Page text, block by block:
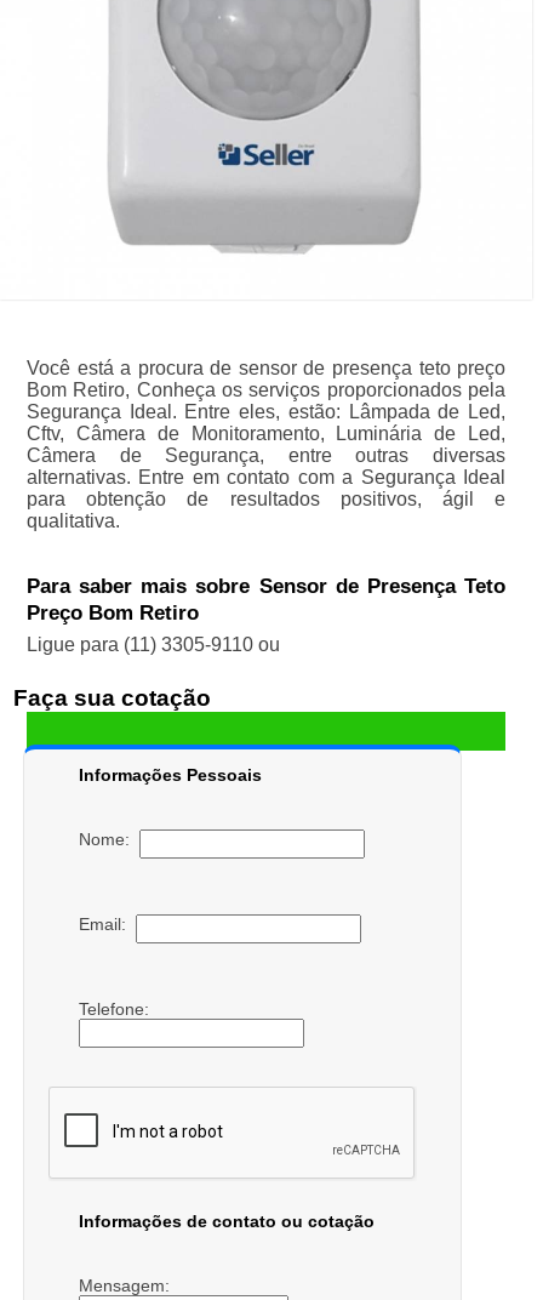
Você está a procura de sensor de presença teto preço
Bom Retiro, Conheça os serviços proporcionados pela
Segurança Ideal. Entre eles, estão: Lâmpada de Led,
Cftv, Câmera de Monitoramento, Luminária de Led,
Câmera de Segurança, entre outras diversas
alternativas. Entre em contato com a Segurança Ideal
para obtenção de resultados positivos, ágil e
qualitativa.
Para saber mais sobre Sensor de Presença Teto
Preço Bom Retiro
Ligue para (11) 3305-9110ou
Faça sua cotação
Informações Pessoais
Nome:
Email:
Telefone:
Informações de contato ou cotação
Mensagem: